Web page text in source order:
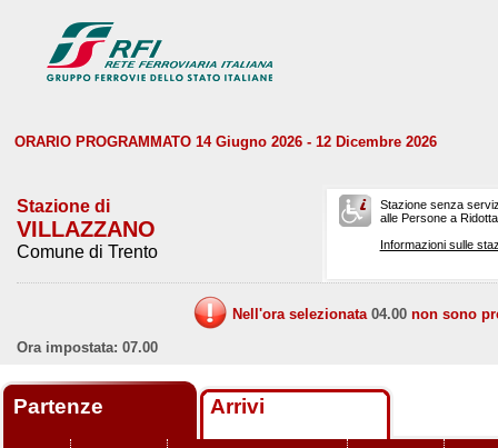
ORARIO PROGRAMMATO 14 Giugno 2026 - 12 Dicembre 2026
Stazione di
VILLAZZANO
Comune di Trento
Stazione senza
alle Persone a
Informazioni sulle
Nell'ora selezionata 04.00 non sono
Ora impostata: 07.00
Partenze Arrivi